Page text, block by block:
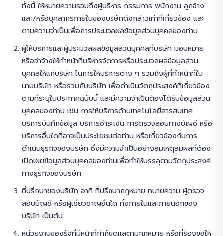
ทั้งนี้ ให้หมายความรวมถึงผู้บริหาร กรรมการ พนักงาน ลูกจ้าง
และ/หรือบุคลากรภายในของบริษัทดังกล่าวเท่าที่เกี่ยวข้อง และ
ตามความจำเป็นเพื่อการประมวลผลข้อมูลส่วนบุคคลของท่าน
ผู้ให้บริการและผู้ประมวลผลข้อมูลส่วนบุคคลที่บริษัท มอบหมาย
หรือว่าจ้างให้ทำหน้าที่บริหารจัดการหรือประมวลผลข้อมูลส่วน
บุคคลให้แก่บริษัท ในการให้บริการต่าง ๆ รวมถึงผู้ที่ทำหน้าที่ใน
นามบริษัท หรือร่วมกับบริษัท เพื่อดำเนินวัตถุประสงค์ที่เกี่ยวข้อง
ตามที่ระบุในประกาศฉบับนี้ และมีความจำเป็นต้องได้รับข้อมูลส่วน
บุคคลของท่าน เช่น การให้บริการด้านเทคโนโลยีสารสนเทศ
บริการบันทึกข้อมูล บริการชำระเงิน การตรวจสอบทางบัญชี หรือ
บริการอื่นใดที่อาจเป็นประโยชน์ต่อท่าน หรือเกี่ยวข้องกับการ
ดำเนินธุรกิจของบริษัท ซึ่งมีความจำเป็นอย่างสมเหตุสมผลที่ต้อง
เปิดเผยข้อมูลส่วนบุคคลของท่านเพื่อทำให้บรรลุตามวัตถุประสงค์
ทางธุรกิจของบริษัท
ที่ปรึกษาของบริษัท อาทิ ที่ปรึกษากฎหมาย ทนายความ ผู้ตรวจ
สอบบัญชี หรือผู้เชี่ยวชาญอื่นใด ทั้งภายในและภายนอกของ
บริษัท เป็นต้น
หน่วยงานของรัฐที่มีหน้าที่กำกับดูแลตามกฎหมาย หรือที่ร้องขอให้